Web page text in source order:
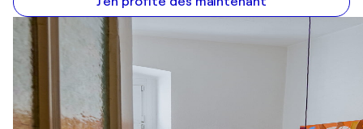
2015
LACDA 11th Anniversary Represented Artists
Exhibition / Espace - Los Angeles, États-Unis
2015
STILL POINT VII / Stillpoint Art Gallery - Maine,
États-Unis